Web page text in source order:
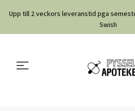
Upp till 2 veckors leveranstid pga
Swish